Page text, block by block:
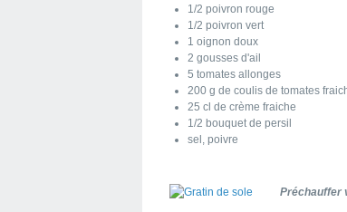
1/2 poivron rouge
1/2 poivron vert
1 oignon doux
2 gousses d'ail
5 tomates allonges
200 g de coulis de tomates
25 cl de crème fraiche
1/2 bouquet de persil
sel, poivre
Préchauffer